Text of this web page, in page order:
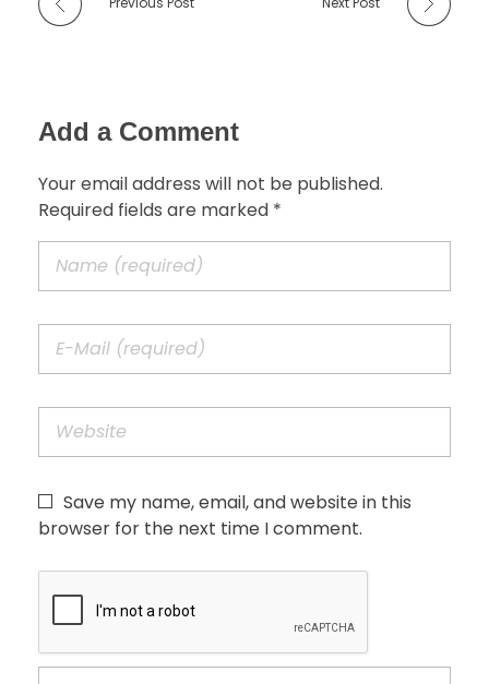
Add a Comment
Your email address will not be published.
Required fields are marked *
Save my name, email, and website in this
browser for the next time I comment.